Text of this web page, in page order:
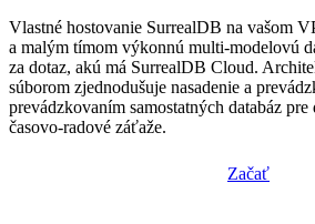
Vlastné hostovanie SurrealDB na vašom
a malým tímom výkonnú multi-modelovú
za dotaz, akú má SurrealDB Cloud.
súborom zjednodušuje nasadenie a
prevádzkovaním samostatných databáz
časovo-radové záťaže.
Začať